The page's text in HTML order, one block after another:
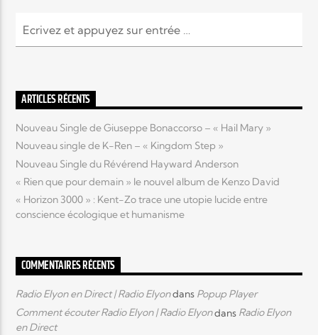
ARTICLES RÉCENTS
Nouveau Single de Giuseppe Bonaccorso – « Hail Mary »
Nouveau single de K-Ren – « Kingdom Step »
Nouveau Single du Révérend Hayward Anderson
« Rien que pour demain » le nouvel album de Kenzo David
« Horizon 3000 » : Kent-Zo trace une utopie lucide entre
conscience écologique et humanisme
COMMENTAIRES RÉCENTS
Radio Elyon en Direct | Radio Elyondans Popup Player
Comment écouter Radio Elyon | Radio Elyondans Radio Elyon
en Direct